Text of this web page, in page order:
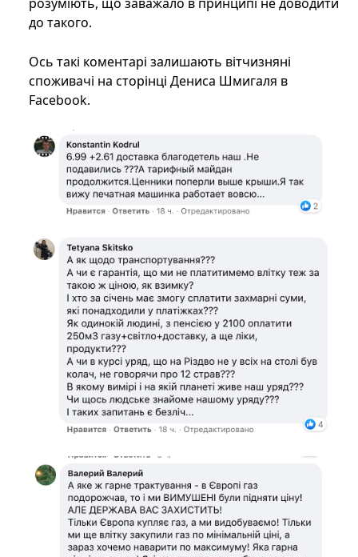
до такого.
Ось такі коментарі залишають вітчизняні
споживачі на сторінці Дениса Шмигаля в
Facebook.